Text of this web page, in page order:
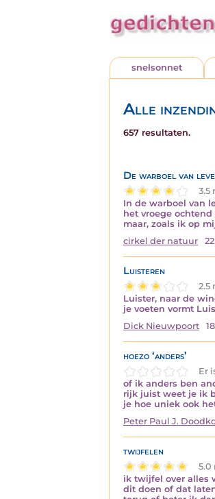
snelsonnet
Alle
657 resultaten.
De warboel van
3.5
In de warboel van
het vroege
maar, zoals ik op
cirkel der natuur
Luisteren
2.5
Luister, naar de
je voeten vormt
Dick Nieuwpoort
hoezo ‘anders’
Er
of ik anders ben
rijk juist weet je ik
je hoe uniek ook
Peter Paul J.
twijfelen
5.0
ik twijfel over alles
dit doen of dat